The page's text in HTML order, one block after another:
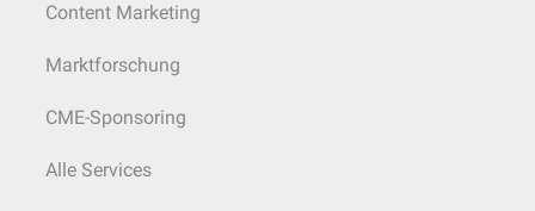
Content Marketing
Marktforschung
CME-Sponsoring
Alle Services